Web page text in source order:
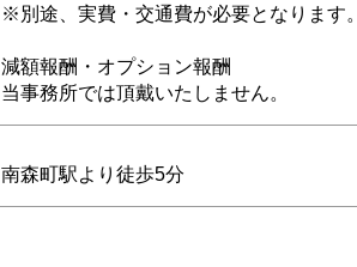
※別途、実費・交通費が必要となります。
減額報酬・オプション報酬
当事務所では頂戴いたしません。
南森町駅より徒歩5分